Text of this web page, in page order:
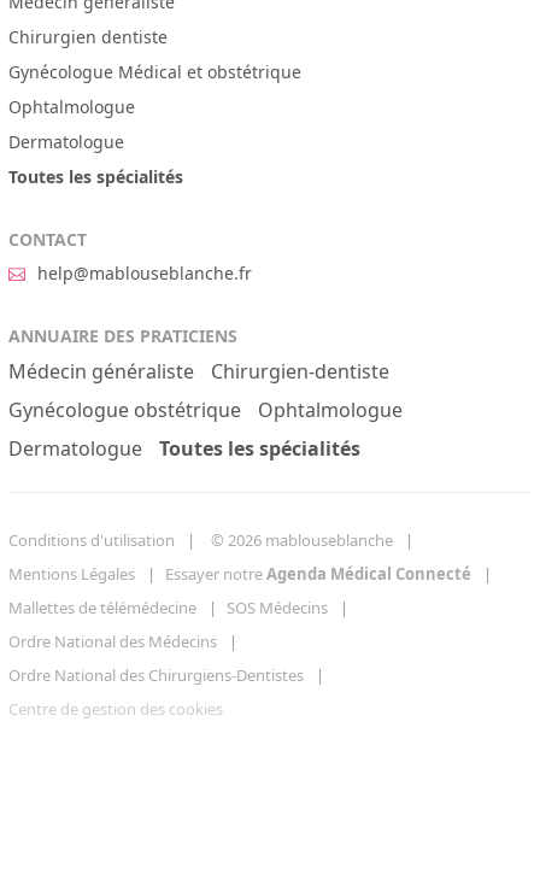
Chirurgien dentiste
Gynécologue Médical et obstétrique
Ophtalmologue
Dermatologue
Toutes les spécialités
CONTACT
help@mablouseblanche.fr
ANNUAIRE DES PRATICIENS
Médecin généraliste
Chirurgien-dentiste
Gynécologue obstétrique
Ophtalmologue
Dermatologue
Toutes les spécialités
Conditions d'utilisation
© 2026 mablouseblanche
Mentions Légales
Essayer notreAgenda Médical Connecté
Mallettes de télémédecine
SOS Médecins
Ordre National des Médecins
Ordre National des Chirurgiens-Dentistes
Centre de gestion des cookies